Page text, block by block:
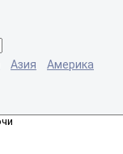
Азия Америка